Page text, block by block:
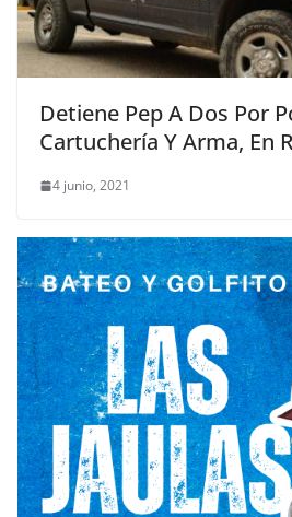
Detiene Pep A Dos Por
Cartuchería Y Arma, En
4 junio, 2021